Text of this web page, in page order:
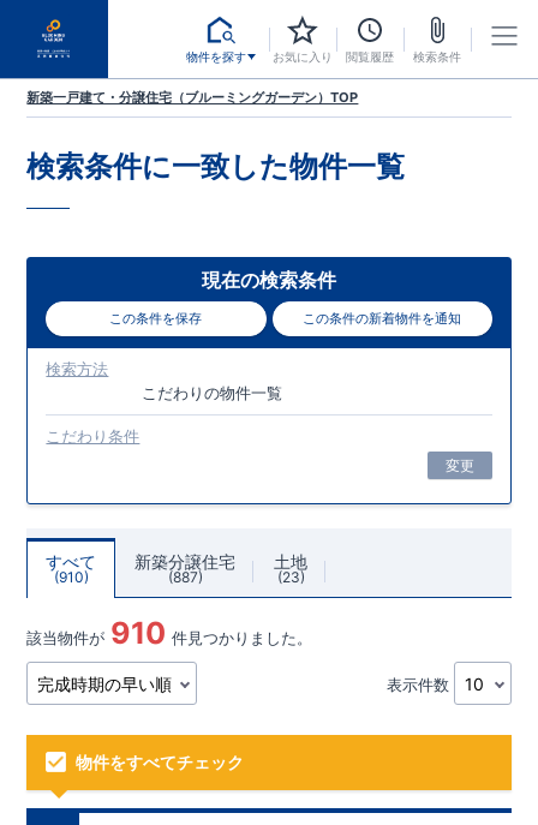
物件を探す お気に入り 閲覧履歴 検索条件
新築一戸建て・分譲住宅（ブルーミングガーデン）TOP
検索条件に一致した物件一覧
現在の検索条件
この条件を保存 この条件の新着物件を通知
検索方法
こだわりの物件一覧
こだわり条件
変更
すべて
910
新築分譲住宅
887
土地
23
該当物件が 910 件見つかりました。
表示件数
物件をすべてチェック